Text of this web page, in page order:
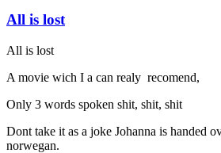
All is lost
All is lost
A movie wich I a can realy recomend,
Only 3 words spoken shit, shit, shit
Dont take it as a joke Johanna is handed
norwegan.